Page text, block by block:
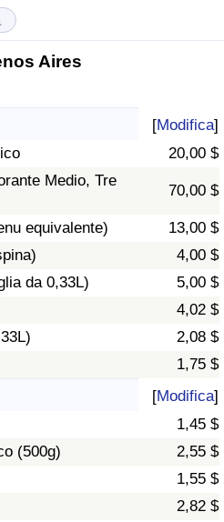
Aires
[Modifica]
20,00 $
Medio, Tre
70,00 $
equivalente)
13,00 $
4,00 $
da 0,33L)
5,00 $
4,02 $
2,08 $
1,75 $
[Modifica]
1,45 $
(500g)
2,55 $
1,55 $
2,82 $
(corrente)
per Nazione
(Corrente)
per Nazione
(Corrente)
per Paese
(Corrente)
(Corrente)